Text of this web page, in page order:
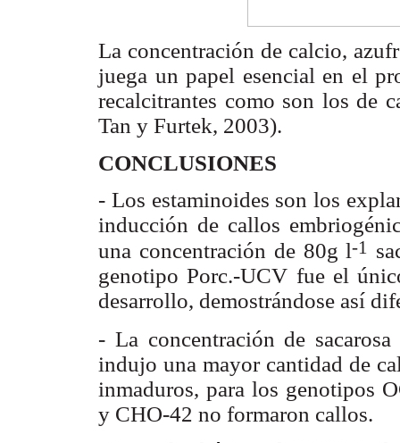
La concentración de calcio,
juega un papel esencial en el
recalcitrantes como son los de
Tan y Furtek, 2003).
CONCLUSIONES
- Los estaminoides son los
inducción de callos
una concentración de 80g l-1
genotipo Porc.-UCV fue el
desarrollo, demostrándose así
- La concentración de
indujo una mayor cantidad de
inmaduros, para los genotipos
y CHO-42 no formaron callos.